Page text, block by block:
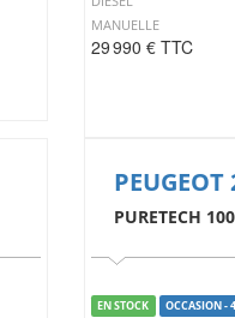
MANUELLE
29 990 € TTC
PEUGEOT
PURETECH
EN STOCK OCCASION -